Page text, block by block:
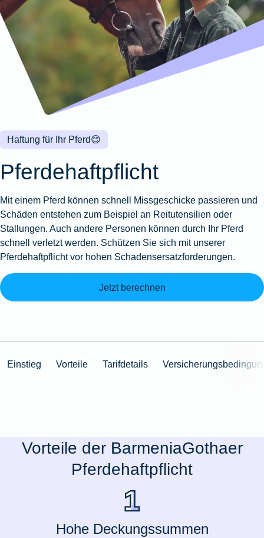
Wohnungsschutzbrief
Produktübersicht
Gewässerschadenhaftpflicht
Produktübersicht
Reisehaftpflichtversicherung
Reiserücktrittsversicherung
Produktübersicht
Produktübersicht
Produktübersicht
Produktübersicht
Montageversicherung
Produktübersicht
Gruppenunfall für
Gruppenunfall für
Produktübersicht
Kunstversicherung
Ausstellungsversicherung
Valorenversicherung
Oldtimersammlungsversicherung
Zur
😊
Haftung für Ihr Pferd
Pferdehaftpflicht
Mit einem Pferd können schnell Missgeschicke passieren und
Schäden entstehen zum Beispiel an Reitutensilien oder
Stallungen. Auch andere Personen können durch Ihr Pferd
schnell verletzt werden. Schützen Sie sich mit unserer
Pferdehaftpflicht vor hohen Schadensersatzforderungen.
Jetzt berechnen
Einstieg Vorteile Tarifdetails
Vorteile der BarmeniaGothaer
Pferdehaftpflicht
Hohe Deckungssummen